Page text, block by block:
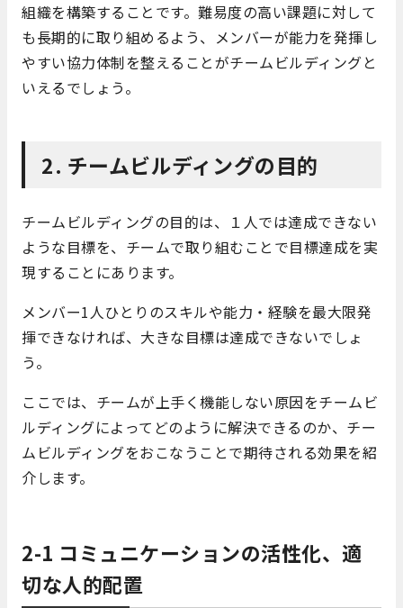
組織を構築することです。難易度の高い課題に対して
も長期的に取り組めるよう、メンバーが能力を発揮し
やすい協力体制を整えることがチームビルディングと
いえるでしょう。
2. チームビルディングの目的
チームビルディングの目的は、１人では達成できない
ような目標を、チームで取り組むことで目標達成を実
現することにあります。
メンバー1人ひとりのスキルや能力・経験を最大限発
揮できなければ、大きな目標は達成できないでしょ
う。
ここでは、チームが上手く機能しない原因をチームビ
ルディングによってどのように解決できるのか、チー
ムビルディングをおこなうことで期待される効果を紹
介します。
2-1 コミュニケーションの活性化、適
切な人的配置